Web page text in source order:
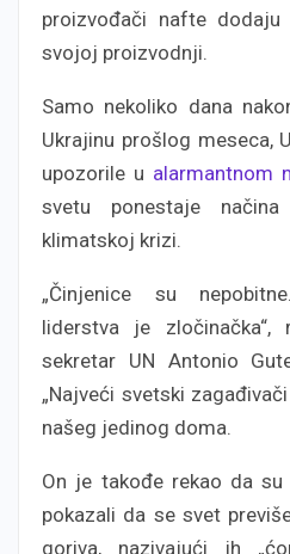
proizvođači nafte
svojoj proizvodnji.
Samo nekoliko dana
Ukrajinu prošlog meseca,
upozorile u alarmantnom
svetu ponestaje
klimatskoj krizi.
„Činjenice su
liderstva je zločinačka“,
sekretar UN Antonio
„Najveći svetski
našeg jedinog doma.
On je takođe rekao da su
pokazali da se svet
goriva, nazivajući ih